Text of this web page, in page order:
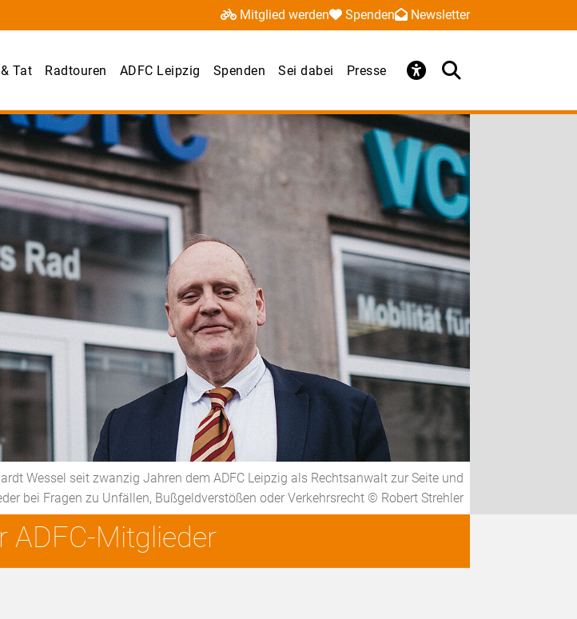
Mitglied werden Spenden Newsletter
Tat Radtouren ADFC Leipzig Spenden Sei dabei Presse
Wessel seit zwanzig Jahren dem ADFC Leipzig als Rechtsanwalt zur Seite und
bei Fragen zu Unfällen, Bußgeldverstößen oder Verkehrsrecht © Robert Strehler
ADFC-Mitglieder